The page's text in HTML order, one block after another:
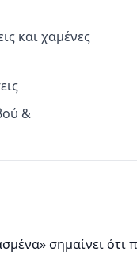
και χαμένες
&
σημαίνει ότι